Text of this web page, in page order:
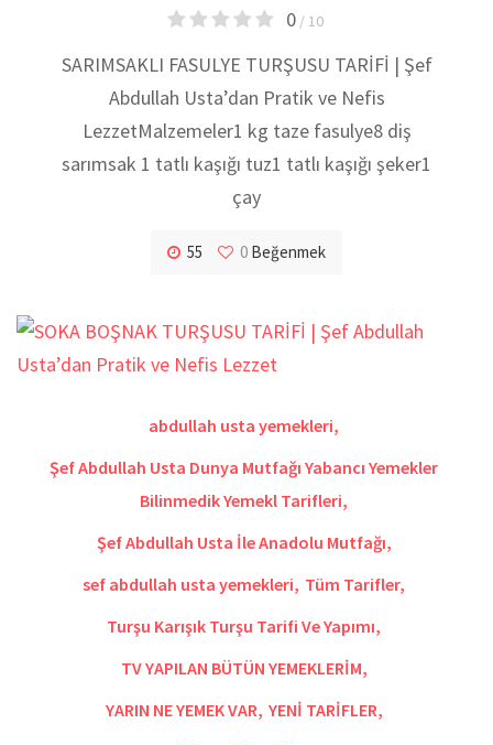
0/ 10
SARIMSAKLI FASULYE TURŞUSU TARİFİ | Şef
Abdullah Usta’dan Pratik ve Nefis
LezzetMalzemeler1 kg taze fasulye8 diş
sarımsak 1 tatlı kaşığı tuz1 tatlı kaşığı şeker1
çay
55 0 Beğenmek
abdullah usta yemekleri,
Şef Abdullah Usta Dunya Mutfağı Yabancı Yemekler
Bilinmedik Yemekl Tarifleri,
Şef Abdullah Usta İle Anadolu Mutfağı,
sef abdullah usta yemekleri, Tüm Tarifler,
Turşu Karışık Turşu Tarifi Ve Yapımı,
TV YAPILAN BÜTÜN YEMEKLERİM,
YARIN NE YEMEK VAR, YENİ TARİFLER,